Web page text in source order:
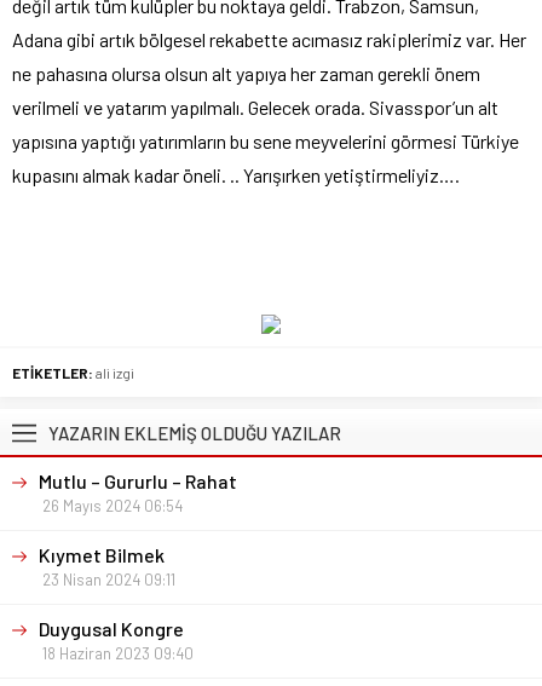
değil artık tüm kulüpler bu noktaya geldi. Trabzon, Samsun,
Adana gibi artık bölgesel rekabette acımasız rakiplerimiz var. Her
ne pahasına olursa olsun alt yapıya her zaman gerekli önem
verilmeli ve yatarım yapılmalı. Gelecek orada. Sivasspor’un alt
yapısına yaptığı yatırımların bu sene meyvelerini görmesi Türkiye
kupasını almak kadar öneli. .. Yarışırken yetiştirmeliyiz….
ETİKETLER: ali izgi
YAZARIN EKLEMİŞ OLDUĞU YAZILAR
Mutlu – Gururlu – Rahat
26 Mayıs 2024 06:54
Kıymet Bilmek
23 Nisan 2024 09:11
Duygusal Kongre
18 Haziran 2023 09:40